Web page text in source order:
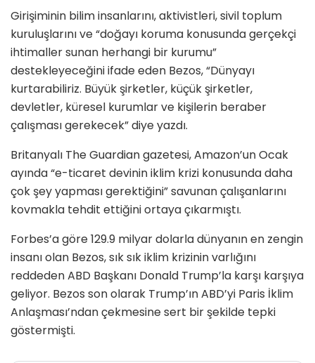
Girişiminin bilim insanlarını, aktivistleri, sivil toplum
kuruluşlarını ve “doğayı koruma konusunda gerçekçi
ihtimaller sunan herhangi bir kurumu”
destekleyeceğini ifade eden Bezos, “Dünyayı
kurtarabiliriz. Büyük şirketler, küçük şirketler,
devletler, küresel kurumlar ve kişilerin beraber
çalışması gerekecek” diye yazdı.
Britanyalı The Guardian gazetesi, Amazon’un Ocak
ayında “e-ticaret devinin iklim krizi konusunda daha
çok şey yapması gerektiğini” savunan çalışanlarını
kovmakla tehdit ettiğini ortaya çıkarmıştı.
Forbes’a göre 129.9 milyar dolarla dünyanın en zengin
insanı olan Bezos, sık sık iklim krizinin varlığını
reddeden ABD Başkanı Donald Trump’la karşı karşıya
geliyor. Bezos son olarak Trump’ın ABD’yi Paris İklim
Anlaşması’ndan çekmesine sert bir şekilde tepki
göstermişti.